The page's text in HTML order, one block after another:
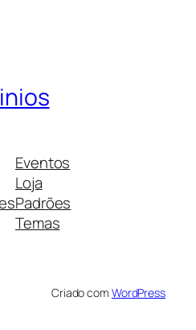
Eventos
Loja
Padrões
Temas
Criado com WordPress